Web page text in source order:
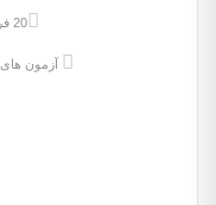
20 فروردین 1404
آزمون های